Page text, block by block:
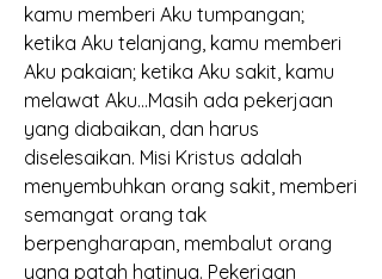
kamu memberi Aku tumpangan;
ketika Aku telanjang, kamu memberi
Aku pakaian; ketika Aku sakit, kamu
melawat Aku…Masih ada pekerjaan
yang diabaikan, dan harus
diselesaikan. Misi Kristus adalah
menyembuhkan orang sakit, memberi
semangat orang tak
berpengharapan, membalut orang
yang patah hatinya. Pekerjaan